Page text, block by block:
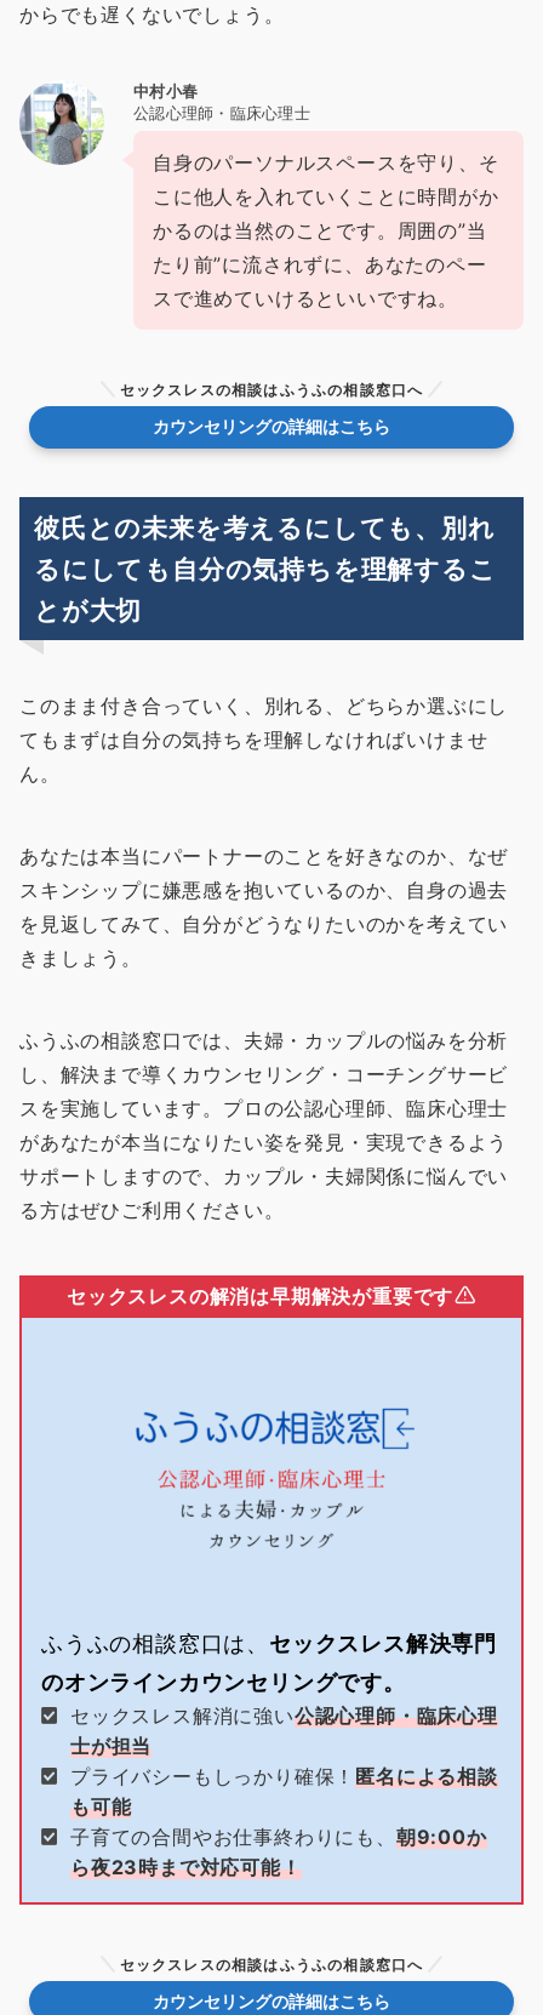
からでも遅くないでしょう。
中村小春
公認心理師・臨床心理士
自身のパーソナルスペースを守り、そ
こに他人を入れていくことに時間がか
かるのは当然のことです。周囲の”当
たり前”に流されずに、あなたのペー
スで進めていけるといいですね。
セックスレスの相談はふうふの相談窓口へ
カウンセリングの詳細はこちら
彼氏との未来を考えるにしても、別れ
るにしても自分の気持ちを理解するこ
とが大切
このまま付き合っていく、別れる、どちらか選ぶにし
てもまずは自分の気持ちを理解しなければいけませ
ん。
あなたは本当にパートナーのことを好きなのか、なぜ
スキンシップに嫌悪感を抱いているのか、自身の過去
を見返してみて、自分がどうなりたいのかを考えてい
きましょう。
ふうふの相談窓口では、夫婦・カップルの悩みを分析
し、解決まで導くカウンセリング・コーチングサービ
スを実施しています。プロの公認心理師、臨床心理士
があなたが本当になりたい姿を発見・実現できるよう
サポートしますので、カップル・夫婦関係に悩んでい
る方はぜひご利用ください。
セックスレスの解消は早期解決が重要です
ふうふの相談窓口は、 セックスレス解決専門
のオンラインカウンセリングです。
セックスレス解消に強い公認心理師・臨床心理
士が担当
プライバシーもしっかり確保！匿名による相談
も可能
子育ての合間やお仕事終わりにも、 朝9:00か
ら夜23時まで対応可能！
セックスレスの相談はふうふの相談窓口へ
カウンセリングの詳細はこちら